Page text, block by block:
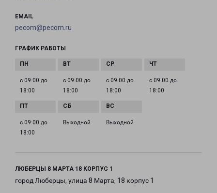
EMAIL
pecom@pecom.ru
ГРАФИК РАБОТЫ
с 09:00 до
18:00
с 09:00 до
18:00
с 09:00 до
18:00
с 09:00 до
18:00
с 09:00 до
18:00
Выходной Выходной
ЛЮБЕРЦЫ 8 МАРТА 18 КОРПУС 1
город Люберцы, улица 8 Марта, 18 корпус 1